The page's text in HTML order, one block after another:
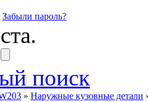
Забыли пароль?
поиск
» Наружные кузовные детали